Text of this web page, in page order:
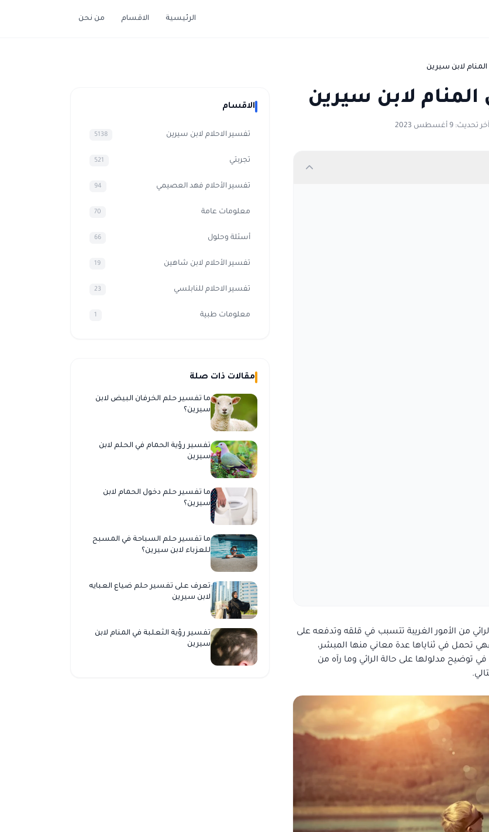
الرئيسية الاقسام من نحن
لابن سيرين
المنام لابن سيرين
آخر تحديث: 9 أغسطس 2023
من الأمور الغريبة تتسبب في قلقه وتدفعه على
تحمل في ثناياها عدة معاني منها المبشر،
توضيح مدلولها على حالة الرائي وما رآه من
الاقسام
تفسير الاحلام لابن سيرين 5138
تجربتي 521
تفسير الأحلام فهد العصيمي 94
معلومات عامة 70
أسئلة وحلول 66
تفسير الأحلام لابن شاهين 19
تفسير الاحلام للنابلسي 23
معلومات طبية 1
مقالات ذات صلة
ما تفسير حلم الخرفان البيض لابن
سيرين؟
تفسير رؤية الحمام في الحلم لابن
سيرين
ما تفسير حلم دخول الحمام لابن
سيرين؟
ما تفسير حلم السباحة في المسبح
للعزباء لابن سيرين؟
تعرف على تفسير حلم ضياع العبايه
لابن سيرين
تفسير رؤية الثعلبة في المنام لابن
سيرين